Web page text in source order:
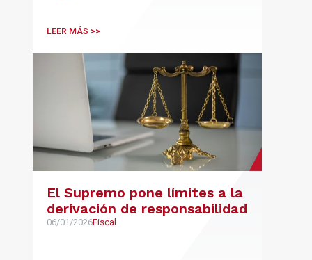
LEER MÁS >>
El Supremo pone límites a la
derivación de responsabilidad
06/01/2026Fiscal